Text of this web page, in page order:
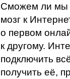
Сможем ли мы
мозг к
о первом
к другому.
подключить
получить её,